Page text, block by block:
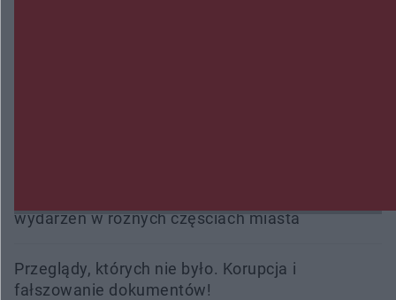
wydarzeń w różnych częściach miasta
Przeglądy, których nie było. Korupcja i
fałszowanie dokumentów!